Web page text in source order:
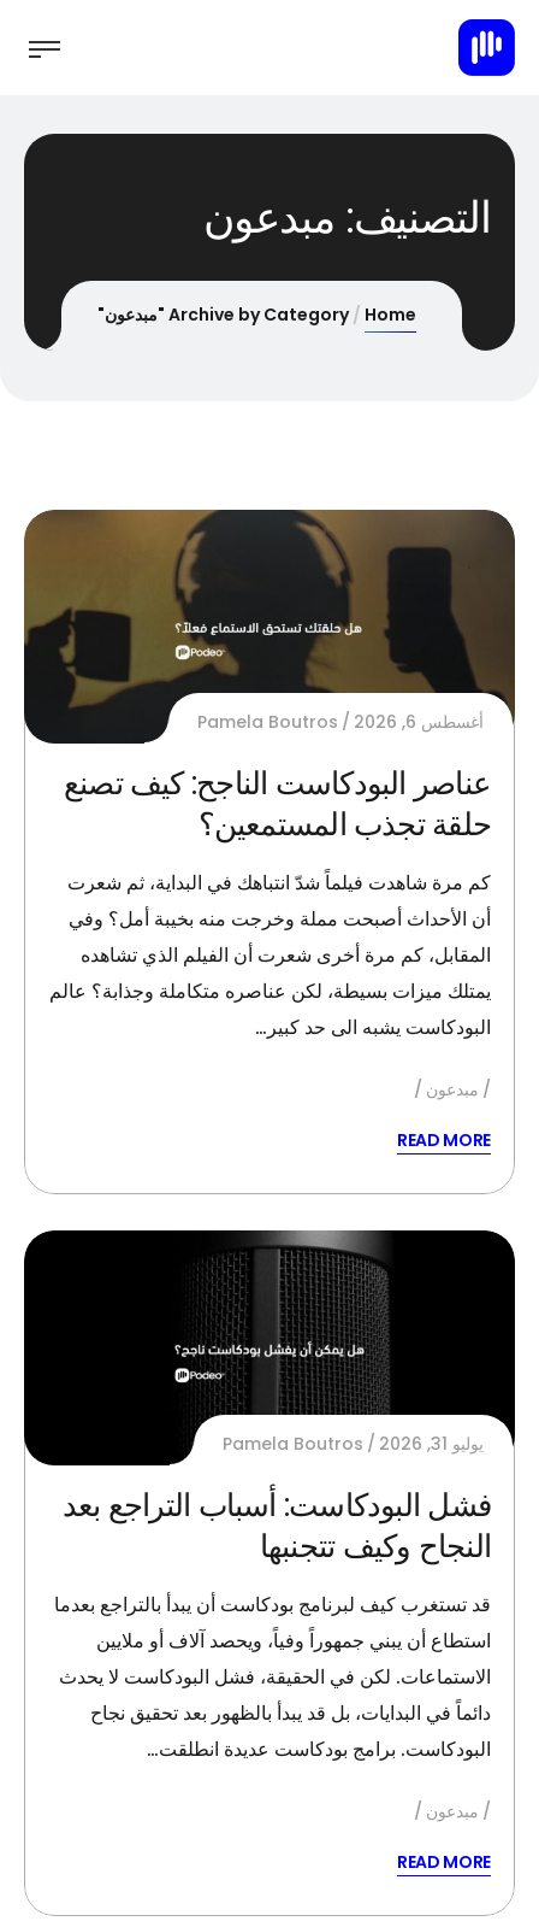
التصنيف: مبدعون
Home Archive by Category "مبدعون"
أغسطس 6, 2026 Pamela Boutros
عناصر البودكاست الناجح: كيف تصنع
حلقة تجذب المستمعين؟
كم مرة شاهدت فيلماً شدّ انتباهك في البداية، ثم شعرت
أن الأحداث أصبحت مملة وخرجت منه بخيبة أمل؟ وفي
المقابل، كم مرة أخرى شعرت أن الفيلم الذي تشاهده
يمتلك ميزات بسيطة، لكن عناصره متكاملة وجذابة؟ عالم
البودكاست يشبه الى حد كبير…
مبدعون
READ MORE
يوليو 31, 2026 Pamela Boutros
فشل البودكاست: أسباب التراجع بعد
النجاح وكيف تتجنبها
قد تستغرب كيف لبرنامج بودكاست أن يبدأ بالتراجع بعدما
استطاع أن يبني جمهوراً وفياً، ويحصد آلاف أو ملايين
الاستماعات. لكن في الحقيقة، فشل البودكاست لا يحدث
دائماً في البدايات، بل قد يبدأ بالظهور بعد تحقيق نجاح
البودكاست. برامج بودكاست عديدة انطلقت…
مبدعون
READ MORE